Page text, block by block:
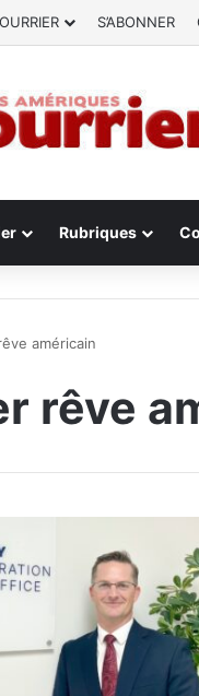
S’ABONNER
Rubriques
américain
rêve